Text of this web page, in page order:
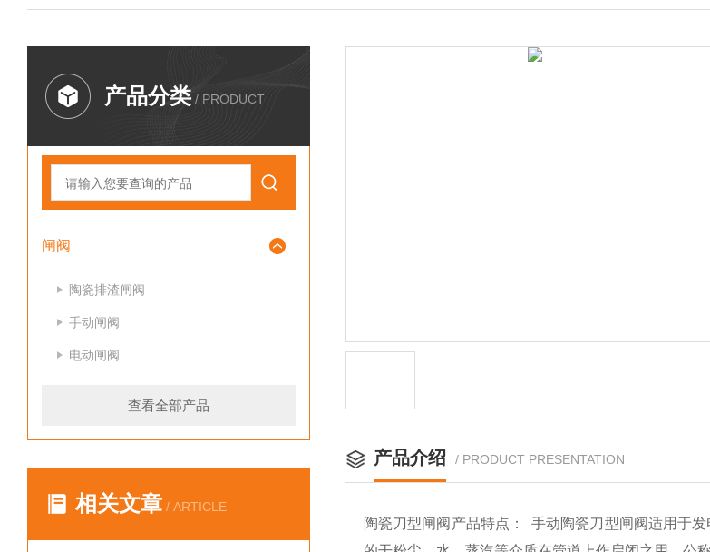
产品分类 / PRODUCT
闸阀
陶瓷排渣闸阀
手动闸阀
电动闸阀
查看全部产品
相关文章 / ARTICLE
产品介绍 / PRODUCT PRESENTATION
陶瓷刀型闸阀产品特点： 手动陶瓷刀型闸阀适用于